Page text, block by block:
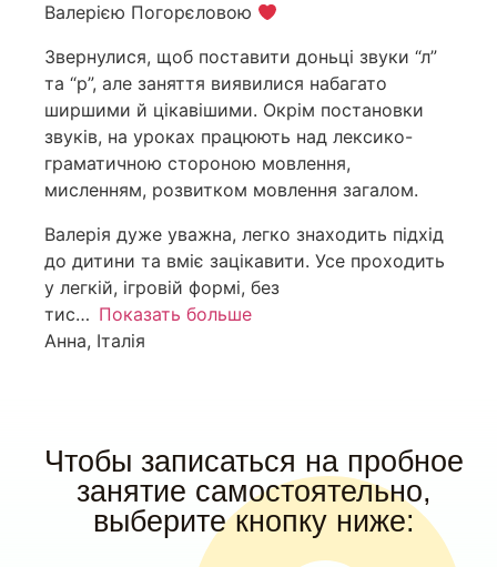
Валерією Погорєловою
Звернулися, щоб поставити доньці звуки “л”
та “р”, але заняття виявилися набагато
ширшими й цікавішими. Окрім постановки
звуків, на уроках працюють над лексико-
граматичною стороною мовлення,
мисленням, розвитком мовлення загалом.
Валерія дуже уважна, легко знаходить підхід
до дитини та вміє зацікавити. Усе проходить
у легкій, ігровій формі, без
тис
Показать больше
Анна, Італія
Чтобы записаться на пробное
занятие самостоятельно,
выберите кнопку ниже: